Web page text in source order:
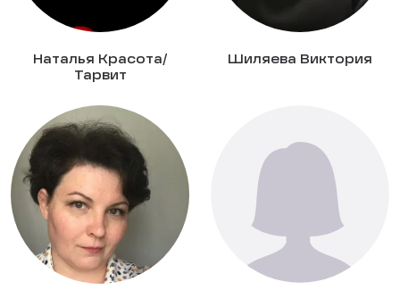
Наталья Красота/
Тарвит
Шиляева Виктория